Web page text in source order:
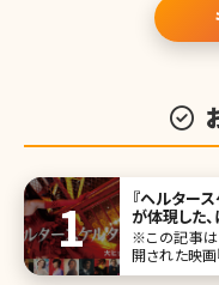
『ヘルター
が体現した
※この記事は
開された映画
蜷川実花）は